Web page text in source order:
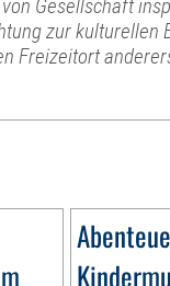
Gesellschaft
zur kulturellen
Freizeitort